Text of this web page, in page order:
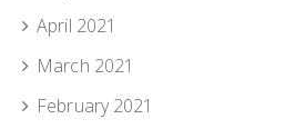
April 2021
March 2021
February 2021